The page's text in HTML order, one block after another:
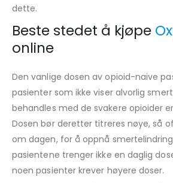
dette.
Beste stedet å kjøpe
online
Den vanlige dosen av opioid-naive
pasienter som ikke viser alvorlig
behandles med de svakere opioider
Dosen bør deretter titreres nøye, så
om dagen, for å oppnå
pasientene trenger ikke en daglig
noen pasienter krever høyere doser.